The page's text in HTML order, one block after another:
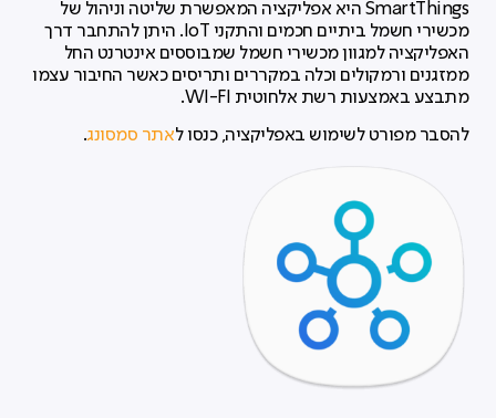
SmartThings היא אפליקציה המאפשרת שליטה וניהול של
מכשירי חשמל ביתיים חכמים והתקני IoT. היתן להתחבר דרך
האפליקציה למגוון מכשירי חשמל שמבוססים אינטרנט החל
ממזגנים ורמקולים וכלה במקררים ותריסים כאשר החיבור עצמו
מתבצע באמצעות רשת אלחוטית WI-FI.
להסבר מפורט לשימוש באפליקציה, כנסו לאתר סמסונג.